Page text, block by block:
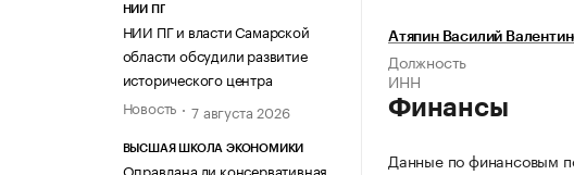
НИИ ПГ
НИИ ПГ и власти Самарской
области обсудили развитие
исторического центра
Новость
7 августа 2026
ВЫСШАЯ ШКОЛА ЭКОНОМИКИ
Оправдана ли консервативная
Атяпин Василий
Должность
ИНН
Финансы
Данные по финансовым